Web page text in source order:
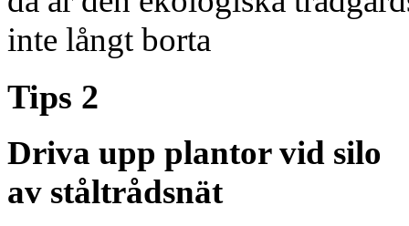
inte långt borta
Tips 2
Driva upp plantor vid silo
av ståltrådsnät